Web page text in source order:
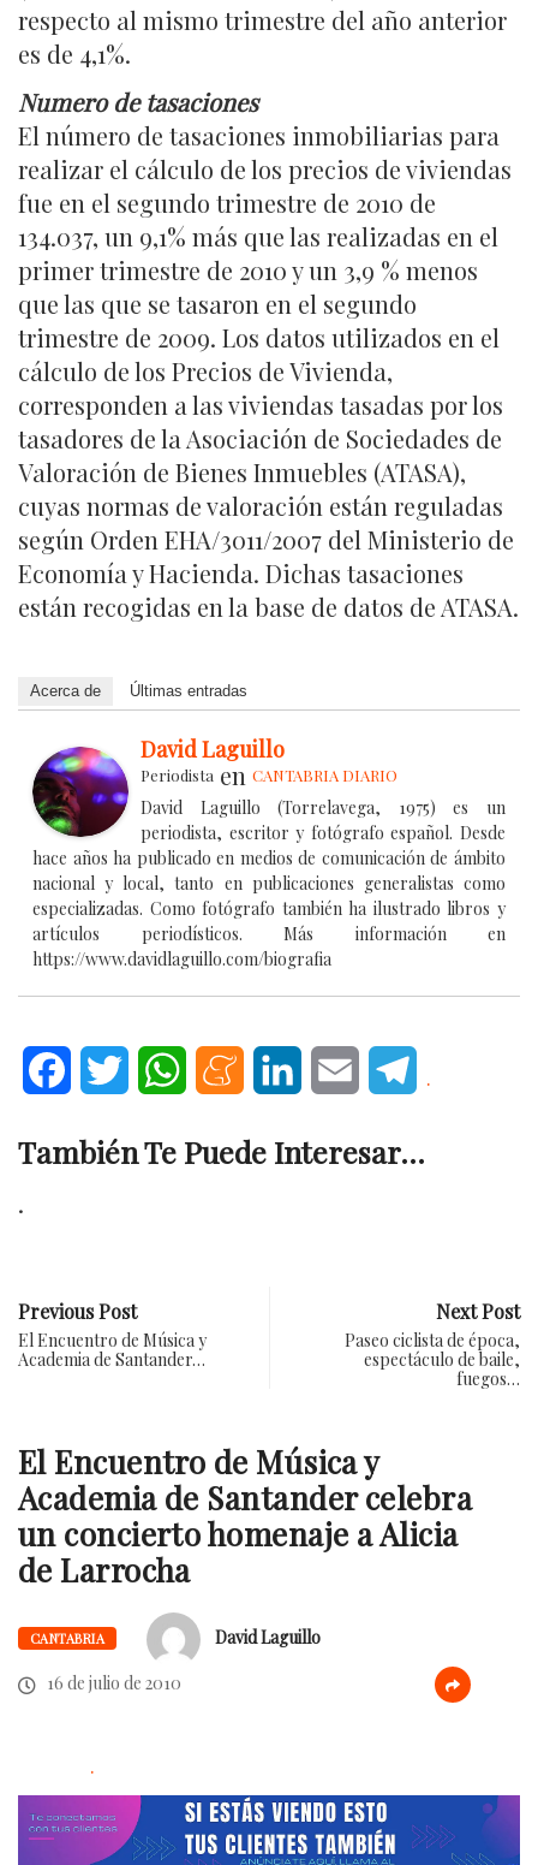
respecto al mismo trimestre del año anterior
es de 4,1%.
Numero de tasaciones
El número de tasaciones inmobiliarias para
realizar el cálculo de los precios de viviendas
fue en el segundo trimestre de 2010 de
134.037, un 9,1% más que las realizadas en el
primer trimestre de 2010 y un 3,9 % menos
que las que se tasaron en el segundo
trimestre de 2009. Los datos utilizados en el
cálculo de los Precios de Vivienda,
corresponden a las viviendas tasadas por los
tasadores de la Asociación de Sociedades de
Valoración de Bienes Inmuebles (ATASA),
cuyas normas de valoración están reguladas
según Orden EHA/3011/2007 del Ministerio de
Economía y Hacienda. Dichas tasaciones
están recogidas en la base de datos de ATASA.
Acerca de Últimas entradas
David Laguillo
Periodista en CANTABRIA DIARIO
David Laguillo (Torrelavega, 1975) es un
periodista, escritor y fotógrafo español. Desde
hace años ha publicado en medios de comunicación de ámbito
nacional y local, tanto en publicaciones generalistas como
especializadas. Como fotógrafo también ha ilustrado libros y
artículos periodísticos. Más información en
https://www.davidlaguillo.com/biografia
FacebookTwitter WhatsAppMeneameLinkedInEmail .
También Te Puede Interesar...
.
Previous Post
El Encuentro de Música y
Academia de Santander…
Next Post
Paseo ciclista de época,
espectáculo de baile,
fuegos…
El Encuentro de Música y
Academia de Santander celebra
un concierto homenaje a Alicia
de Larrocha
CANTABRIA
David Laguillo
16 de julio de 2010
.